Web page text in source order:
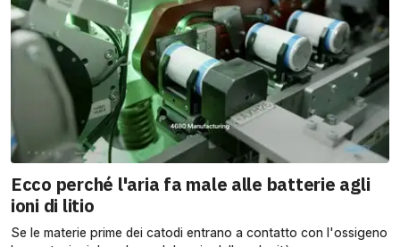
Ecco perché l'aria fa male alle batterie agli
ioni di litio
Se le materie prime dei catodi entrano a contatto con l'ossigeno